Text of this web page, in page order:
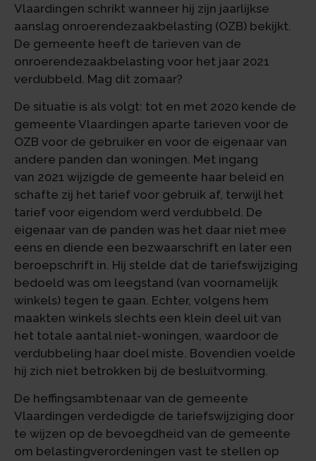
Vlaardingen schrikt wanneer hij zijn jaarlijkse
aanslag onroerendezaakbelasting (OZB) bekijkt.
De gemeente heeft de tarieven van de
onroerendezaakbelasting voor het jaar 2021
verdubbeld. Mag dit zomaar?
De situatie is als volgt: tot en met 2020 kende de
gemeente Vlaardingen aparte tarieven voor de
OZB voor de gebruiker en voor de eigenaar van
andere panden dan woningen. Met ingang
van 2021 wijzigde de gemeente haar beleid en
schafte zij het tarief voor gebruik af, terwijl het
tarief voor eigendom werd verdubbeld. De
eigenaar van de panden was het daar niet mee
eens en diende een bezwaarschrift en later een
beroepschrift in. Hij stelde dat de tariefswijziging
bedoeld was om leegstand (van voornamelijk
winkels) tegen te gaan. Echter, volgens hem
maakten winkels slechts een klein deel uit van
het totale aantal niet-woningen, waardoor de
verdubbeling haar doel miste. Bovendien voelde
hij zich niet betrokken bij de besluitvorming.
De heffingsambtenaar van de gemeente
Vlaardingen verdedigde de tariefswijziging door
te wijzen op de bevoegdheid van de gemeente
om belastingverordeningen vast te stellen op